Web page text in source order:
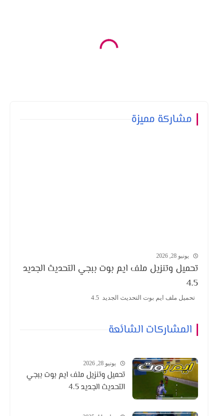
مشاركة مميزة
يونيو 28, 2026
تحميل وتنزيل ملف ايم بوت ببجي التحديث الجديد
4.5
تحميل ملف ايم بوت التحديث الجديد 4.5
المشاركات الشائعة
يونيو 28, 2026
تحميل وتنزيل ملف ايم بوت ببجي
التحديث الجديد 4.5